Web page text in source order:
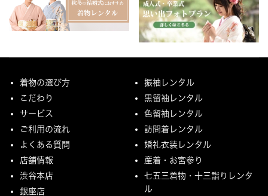
着物の選び方
こだわり
サービス
ご利用の流れ
よくある質問
店舗情報
渋谷本店
銀座店
振袖レンタル
黒留袖レンタル
色留袖レンタル
訪問着レンタル
婚礼衣装レンタル
産着・お宮参り
七五三着物・十三詣りレンタ
ル